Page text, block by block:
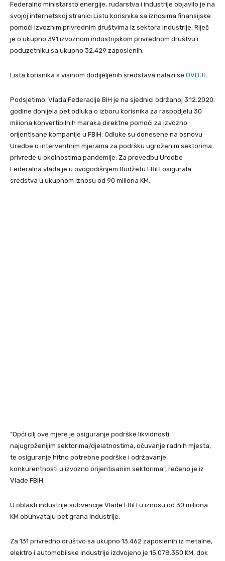
Federalno ministarsto energije, rudarstva i industrije objavilo je na
svojoj internetskoj stranici Listu korisnika sa iznosima finansijske
pomoći izvoznim privrednim društvima iz sektora industrije. Riječ
je o ukupno 391 izvoznom industrijskom privrednom društvu i
poduzetniku sa ukupno 32.429 zaposlenih.
Lista korisnika s visinom dodijeljenih sredstava nalazi se OVDJE.
Podsjetimo, Vlada Federacije BiH je na sjednici održanoj 3.12.2020.
godine donijela pet odluka o izboru korisnika za raspodjelu 30
miliona konvertibilnih maraka direktne pomoći za izvozno
orijentisane kompanije u FBiH. Odluke su donesene na osnovu
Uredbe o interventnim mjerama za podršku ugroženim sektorima
privrede u okolnostima pandemije. Za provedbu Uredbe
Federalna vlada je u ovogodišnjem Budžetu FBiH osigurala
sredstva u ukupnom iznosu od 90 miliona KM.
“Opći cilj ove mjere je osiguranje podrške likvidnosti
najugroženijim sektorima/djelatnostima, očuvanje radnih mjesta,
te osiguranje hitno potrebne podrške i održavanje
konkurentnosti u izvozno orijentisanim sektorima”, rečeno je iz
Vlade FBiH.
U oblasti industrije subvencije Vlade FBiH u iznosu od 30 miliona
KM obuhvataju pet grana industrije.
Za 131 privredno društvo sa ukupno 13.462 zaposlenih iz metalne,
elektro i automobilske industrije izdvojeno je 15.078.350 KM, dok